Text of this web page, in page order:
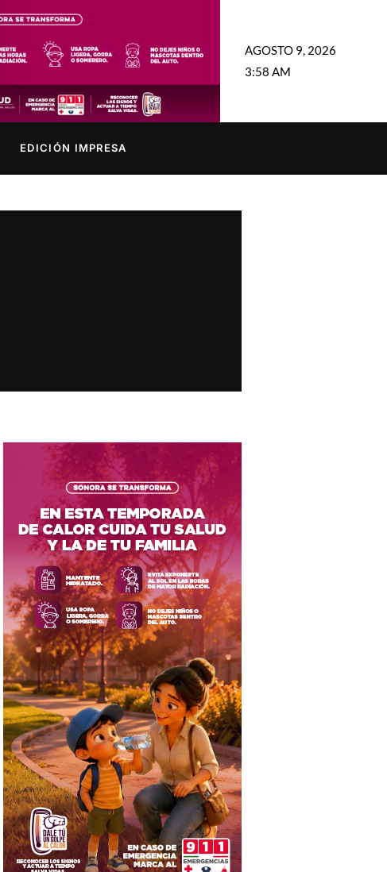
AGOSTO 9, 2026
3:58 AM
EDICIÓN IMPRESA